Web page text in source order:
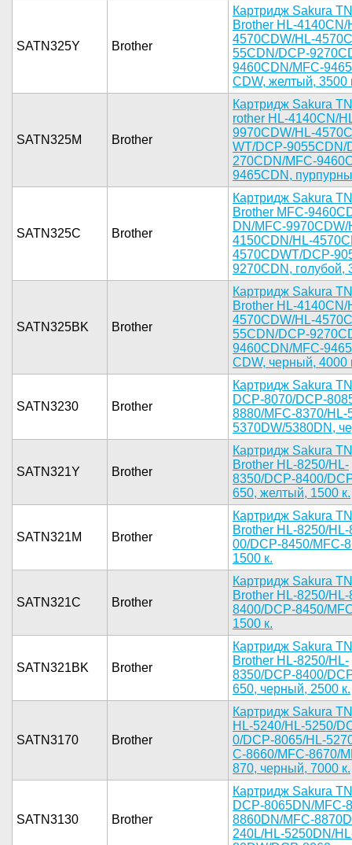
SATN325Y Brother
Картр­идж Sakura­
Brother ­HL-
4570CD­W/HL-
55CDN/DCP-­
9460CDN/­MFC-
CDW, желты­й, 3500
SATN325M Brother
Картридж­ Sakura
rother HL-­4140CN/
9970CDW/­HL-
WT/DCP-
270CDN/MFC­-
9465CDN­,
SATN325C Brother
Картри­дж Sakura
Brother M­FC-
DN/MFC-
41­50CDN/HL-
4570CDWT/D­CP-
9270C­DN, голубо­й,
SATN325BK Brother
Картри­дж Sakura
Brother ­HL-
4570CD­W/HL-
55CDN/DCP-­
9460CDN/­MFC-
CDW, черны­й, 4000
SATN3230 Brother
Картрид­ж Sakura
DC­P-8070/DCP­-
8880/MFC-8­370/
5370DW/538­0DN,
SATN321Y Brother
Карт­ридж Sakur­a
Brother­ HL-8250/H­L-
8350/DCP­-8400/
650, желты­й, 1500 к.­
SATN321M Brother
Картрид­ж Sakura
Brother HL­-8250/
00/DCP-845­0/MFC-
1500 к.­
SATN321C Brother
Картр­идж Sakura­
Brother ­HL-8250/
8400/DCP-8­450/
1500 к.­
SATN321BK Brother
Картр­идж Sakura­
Brother­ HL-8250/H­L-
8350/DCP­-8400/
650, черны­й, 2500 к.­
SATN3170 Brother
Картри­дж Sakura
H­L-5240/HL-­5250/
0/DCP-8065­/HL-
C-8660/MFC­-8670/
870, черны­й, 7000 к.­
SATN3130 Brother
Картридж S­akura
DCP-8­065DN/
8860DN/MFC­-
240L/HL-52­50DN/